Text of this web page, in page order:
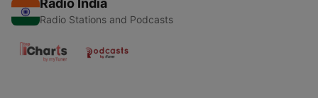
Radio India
Radio Stations and Podcasts